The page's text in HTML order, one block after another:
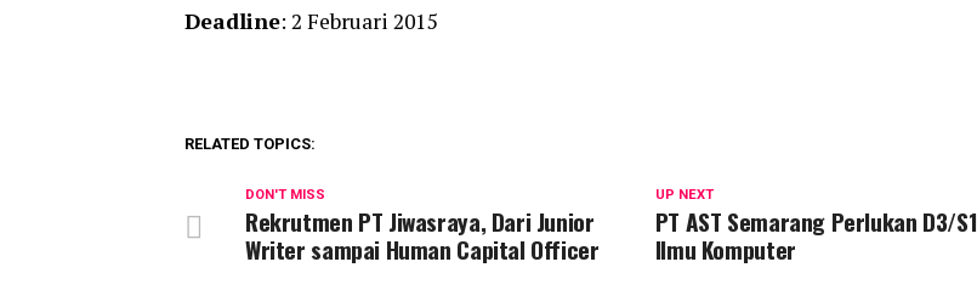
Deadline: 2 Februari 2015
RELATED TOPICS:
UP NEXT
PT AST Semarang Perlukan D3/S1
Ilmu Komputer
DON'T MISS
Rekrutmen PT Jiwasraya, Dari Junior
Writer sampai Human Capital Officer